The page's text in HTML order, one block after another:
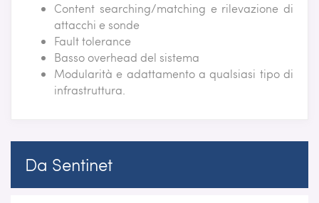
Content searching/matching e rilevazione di
attacchi e sonde
Fault tolerance
Basso overhead del sistema
Modularità e adattamento a qualsiasi tipo di
infrastruttura.
Da Sentinet